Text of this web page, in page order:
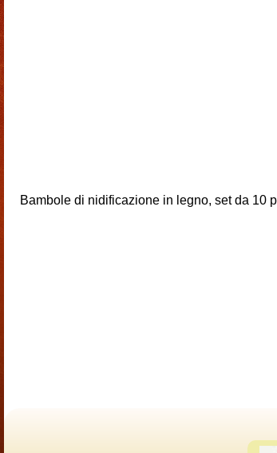
Bambole di nidificazione in legno, set da 10